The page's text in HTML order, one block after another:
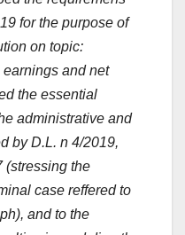
for the purpose of
on topic:
and net
the essential
administrative and
by D.L. n 4/2019,
(stressing the
case reffered to
and to the